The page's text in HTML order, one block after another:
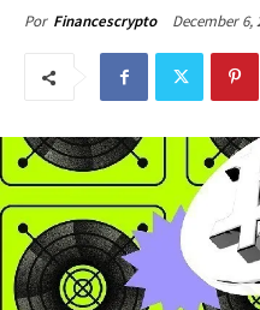
Por Financescrypto December 6,